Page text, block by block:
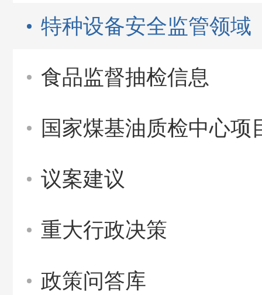
特种设备安全监管领域
食品监督抽检信息
国家煤基油质检中心项
议案建议
重大行政决策
政策问答库